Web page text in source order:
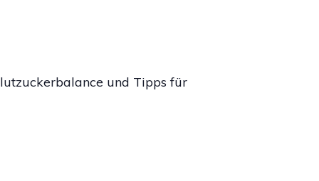
und Tipps für